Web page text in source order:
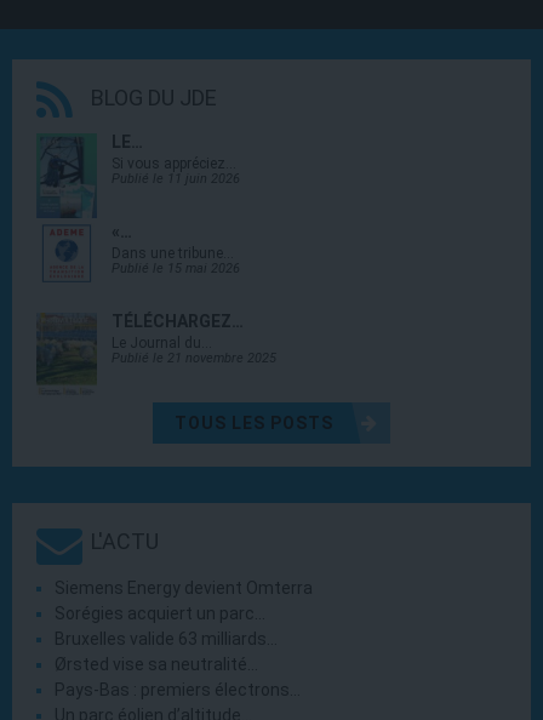
BLOG DU JDE
LE…
Si vous appréciez…
Publié le 11 juin 2026
«…
Dans une tribune…
Publié le 15 mai 2026
TÉLÉCHARGEZ…
Le Journal du…
Publié le 21 novembre 2025
TOUS LES POSTS
L'ACTU
Siemens Energy devient Omterra
Sorégies acquiert un parc…
Bruxelles valide 63 milliards…
Ørsted vise sa neutralité…
Pays-Bas : premiers électrons…
Un parc éolien d’altitude…